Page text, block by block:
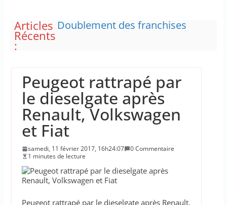
Articles
Récents
:
Doublement des franchises
Le maire de New York, dit qu’il
n’a pas la capacité juridique
d’arrêter Benyamin Nétanyahou
L’épidémie d’Ebola a entraîné
plus de 1 000 décès en RDC et en
Ouganda
La justice dit non à la chasse
“illimitée” aux sangliers
Peugeot rattrapé par
le dieselgate après
Renault, Volkswagen
et Fiat
samedi, 11 février 2017, 16h24:07
0 Commentaire
1 minutes de lecture
Peugeot rattrapé par le dieselgate après Renault,